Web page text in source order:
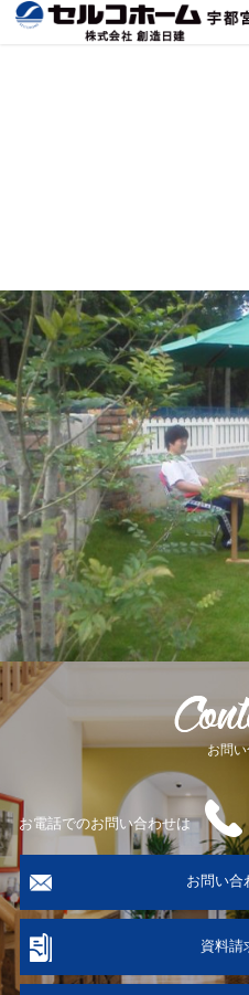
お問
お電話でのお問い合わせは
お問い合
資料請